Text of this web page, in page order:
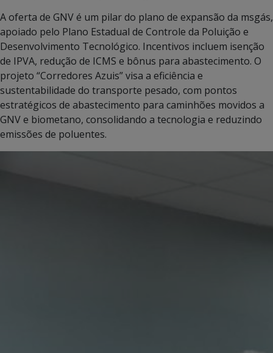
A oferta de GNV é um pilar do plano de expansão da msgás,
apoiado pelo Plano Estadual de Controle da Poluição e
Desenvolvimento Tecnológico. Incentivos incluem isenção
de IPVA, redução de ICMS e bônus para abastecimento. O
projeto “Corredores Azuis” visa a eficiência e
sustentabilidade do transporte pesado, com pontos
estratégicos de abastecimento para caminhões movidos a
GNV e biometano, consolidando a tecnologia e reduzindo
emissões de poluentes.